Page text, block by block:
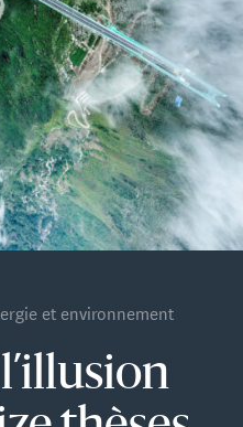
et environnement